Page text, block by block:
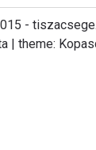
-
| theme: